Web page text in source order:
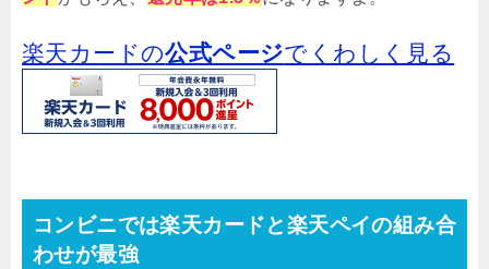
楽天カードの公式ページでくわしく見る
コンビニでは楽天カードと楽天ペイの組み合
わせが最強